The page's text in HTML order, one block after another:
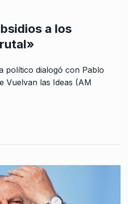
a los
político dialogó con Pablo
Vuelvan las Ideas (AM